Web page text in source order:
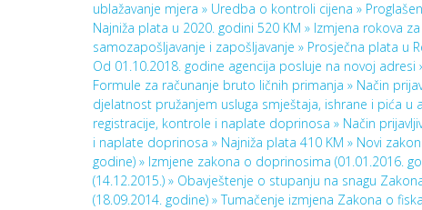
ublažavanje mjera » Uredba o kontroli cijena »
Najniža plata u 2020. godini 520 KM » Izmjena rokova
samozapošljavanje i zapošljavanje » Prosječna plata u
Od 01.10.2018. godine agencija posluje na novoj adresi
Formule za računanje bruto ličnih primanja » Način
djelatnost pružanjem usluga smještaja, ishrane i pića
registracije, kontrole i naplate doprinosa » Način
i naplate doprinosa » Najniža plata 410 KM » Novi
godine) » Izmjene zakona o doprinosima (01.01.2016.
(14.12.2015.) » Obavještenje o stupanju na snagu
(18.09.2014. godine) »Tumačenje izmjena Zakona o